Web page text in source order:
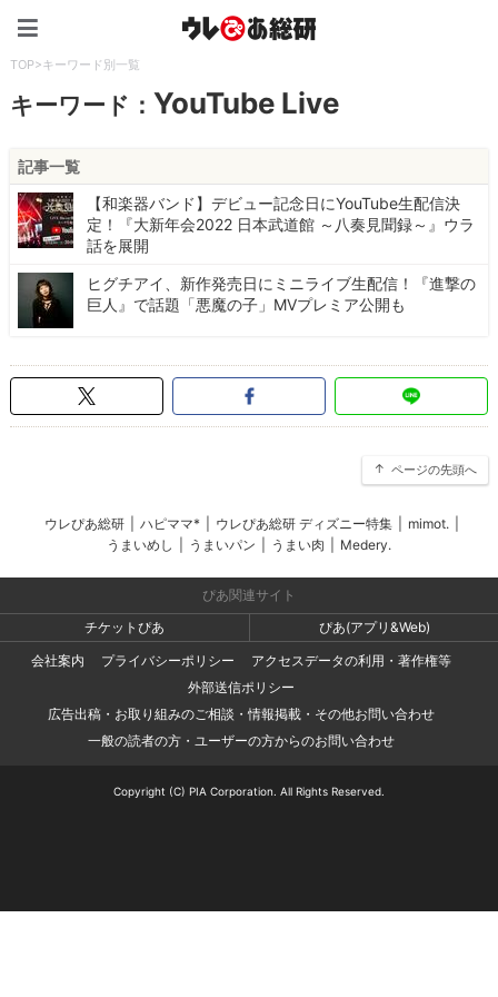
TOP>キーワード別一覧
キーワード： YouTube Live
記事一覧
【和楽器バンド】デビュー記念日にYouTube生配信決
定！『大新年会2022 日本武道館 ～八奏見聞録～』ウラ
話を展開
ヒグチアイ、新作発売日にミニライブ生配信！『進撃の
巨人』で話題「悪魔の子」MVプレミア公開も
ページの先頭へ
ウレぴあ総研 ハピママ* ウレぴあ総研 ディズニー特集 mimot.
うまいめし
うまいパン うまい肉 Medery.
ぴあ関連サイト
チケットぴあ
ぴあ(アプリ&Web)
会社案内
プライバシーポリシー
アクセスデータの利用・著作権等
外部送信ポリシー
広告出稿・お取り組みのご相談・情報掲載・その他お問い合わせ
一般の読者の方・ユーザーの方からのお問い合わせ
Copyright (C) PIA Corporation. All Rights Reserved.